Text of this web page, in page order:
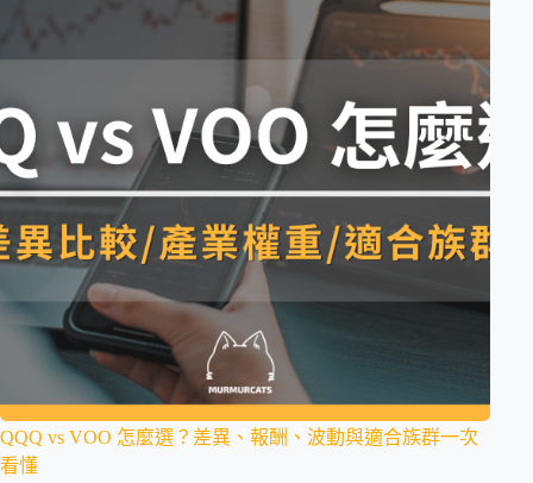
QQQ vs VOO 怎麼選？差異、報酬、波動與適合族群一次
看懂